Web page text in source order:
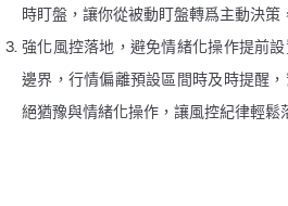
時盯盤，讓你從被動盯盤轉爲主動決策
強化風控落地，避免情緒化操作提前
邊界，行情偏離預設區間時及時提醒
絕猶豫與情緒化操作，讓風控紀律輕鬆